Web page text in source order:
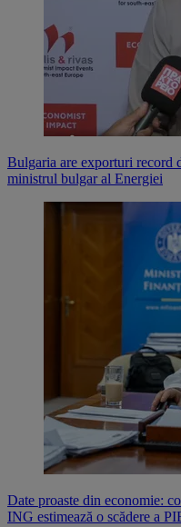
Bulgaria are exporturi record
ministrul bulgar al Energiei
Date proaste din economie:
ING estimează o scădere a